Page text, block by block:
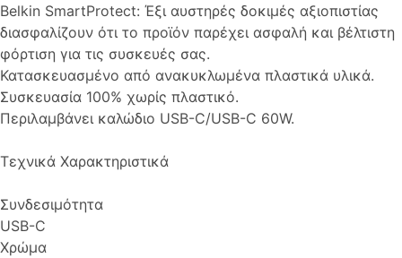
Belkin SmartProtect: Έξι αυστηρές δοκιμές αξιοπιστίας
διασφαλίζουν ότι το προϊόν παρέχει ασφαλή και βέλτιστη
φόρτιση για τις συσκευές σας.
Κατασκευασμένο από ανακυκλωμένα πλαστικά υλικά.
Συσκευασία 100% χωρίς πλαστικό.
Περιλαμβάνει καλώδιο USB-C/USB-C 60W.
Τεχνικά Χαρακτηριστικά
Συνδεσιμότητα
USB-C
Χρώμα